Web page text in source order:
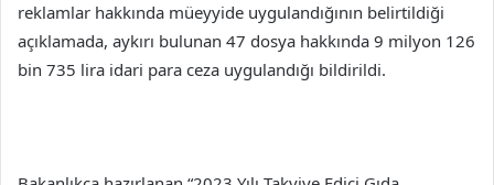
reklamlar hakkında müeyyide uygulandığının belirtildiği
açıklamada, aykırı bulunan 47 dosya hakkında 9 milyon 126
bin 735 lira idari para ceza uygulandığı bildirildi.